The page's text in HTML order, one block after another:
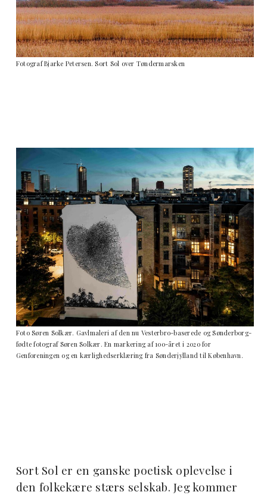
Fotograf Bjarke Petersen. Sort Sol over Tøndermarsken
Foto Søren Solkær. Gavlmaleri af den nu Vesterbro-baserede og Sønderborg-
fødte fotograf Søren Solkær. En markering af 100-året i 2020 for
Genforeningen og en kærlighedserklæring fra Sønderjylland til København.
Sort Sol er en ganske poetisk oplevelse i
den folkekære stærs selskab. Jeg kommer